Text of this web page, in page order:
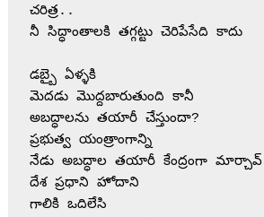
చరిత్ర..
నీ సిద్ధాంతాలకి తగ్గట్టు చెరిపేసేది కాదు
డబ్బై ఏళ్ళకి
మెదడు మొద్దబారుతుంది కానీ
అబద్ధాలను తయారీ చేస్తుందా?
ప్రభుత్వ యంత్రాంగాన్ని
నేడు అబద్ధాల తయారీ కేంద్రంగా మార్చావ్
దేశ ప్రధాని హోదాని
గాలికి ఒదిలేసి